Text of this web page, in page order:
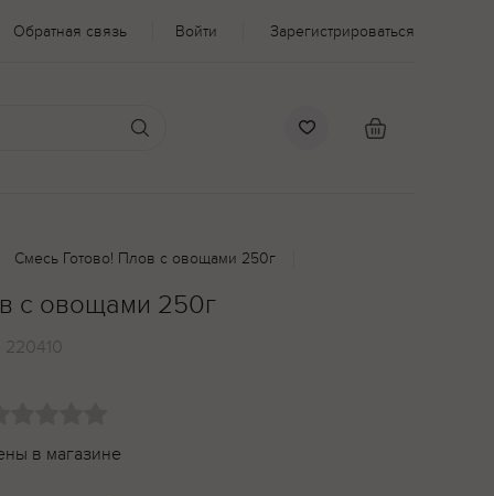
Обратная связь Войти Зарегистрироваться
Смесь Готово! Плов с овощами 250г
с овощами 250г
220410
в магазине